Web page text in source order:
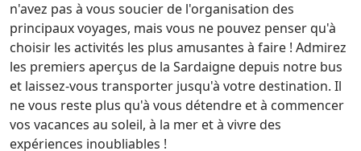
n'avez pas à vous soucier de l'organisation des
principaux voyages, mais vous ne pouvez penser qu'à
choisir les activités les plus amusantes à faire ! Admirez
les premiers aperçus de la Sardaigne depuis notre bus
et laissez-vous transporter jusqu'à votre destination. Il
ne vous reste plus qu'à vous détendre et à commencer
vos vacances au soleil, à la mer et à vivre des
expériences inoubliables !